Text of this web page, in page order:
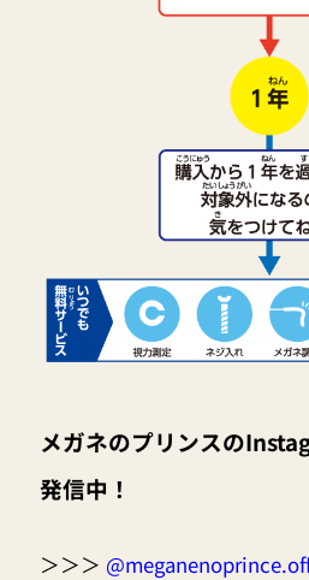
メガネのプリンスの
発信中！
＞＞＞